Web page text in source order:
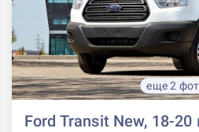
еще 2
Ford Transit New, 18-20